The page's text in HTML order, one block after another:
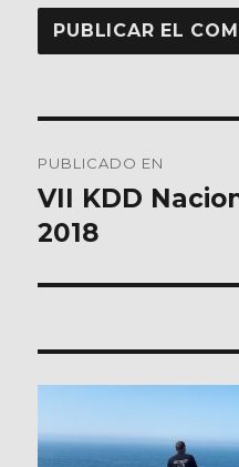
de
entradas
PUBLICADO EN
VII KDD
2018